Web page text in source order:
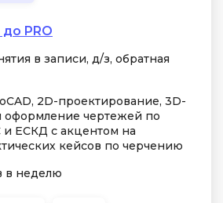
PRO
в записи, д/з, обратная
2D-проектирование, 3D-
оформление чертежей по
ЕСКД с акцентом на
кейсов по черчению
в неделю